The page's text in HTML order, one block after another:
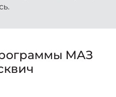
семиместный
000 ₽*
МАЗ